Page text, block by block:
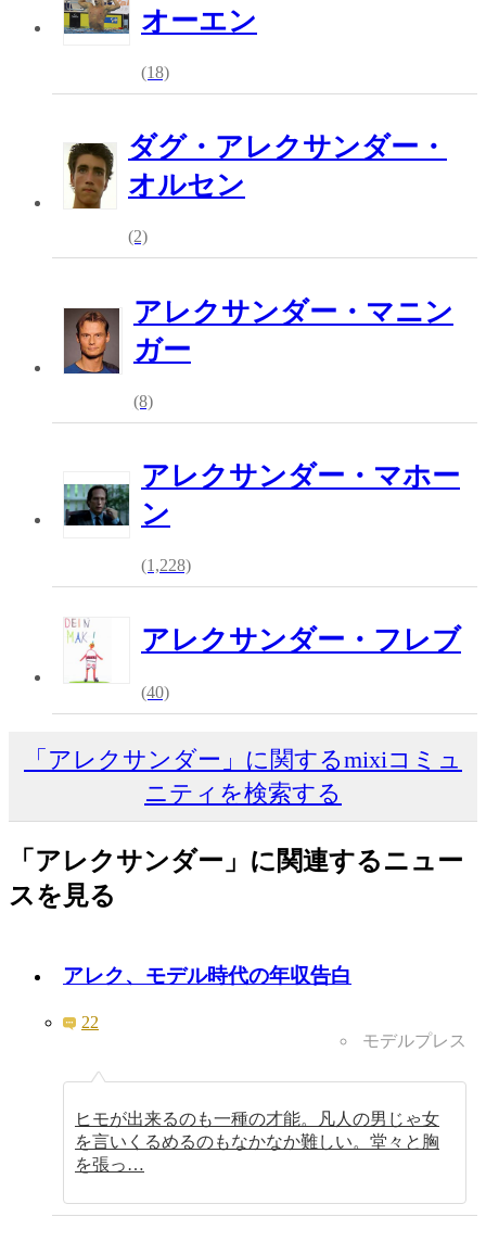
オーエン
(18)
ダグ・アレクサンダー・
オルセン
(2)
アレクサンダー・マニン
ガー
(8)
アレクサンダー・マホー
ン
(1,228)
アレクサンダー・フレブ
(40)
「アレクサンダー」に関するmixiコミュ
ニティを検索する
「アレクサンダー」に関連するニュー
スを見る
アレク、モデル時代の年収告白
22
モデルプレス
ヒモが出来るのも一種の才能。凡人の男じゃ女
を言いくるめるのもなかなか難しい。堂々と胸
を張っ…